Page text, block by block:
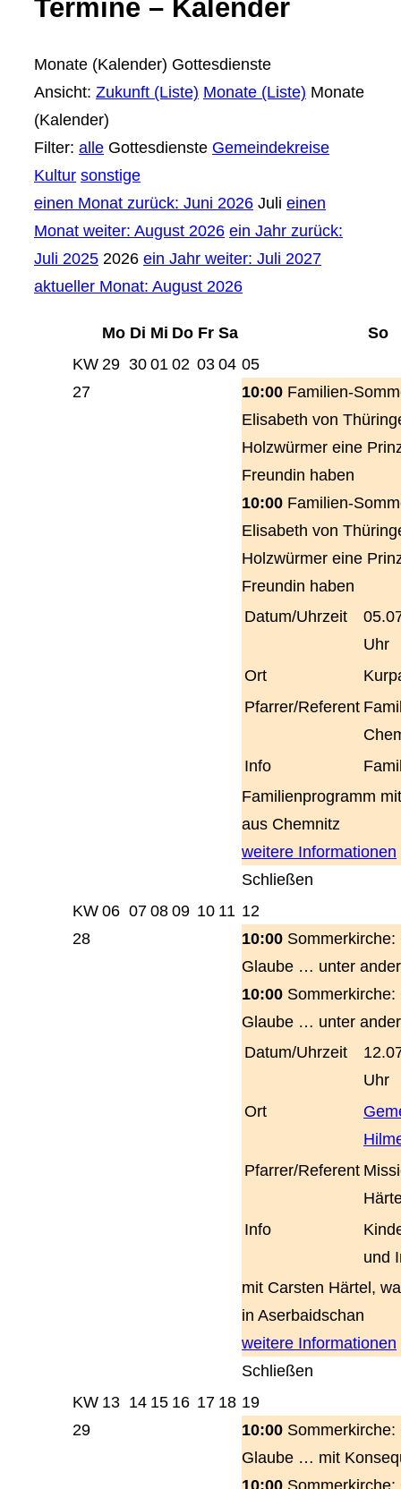
Termine – Kalender
Monate (Kalender) Gottesdienste
Ansicht: Zukunft (Liste) Monate (Liste) Monate
(Kalender)
Filter: alle Gottesdienste Gemeindekreise
Kultur sonstige
einen Monat zurück: Juni 2026 Juli einen
Monat weiter: August 2026 ein Jahr zurück:
Juli 2025 2026 ein Jahr weiter: Juli 2027
aktueller Monat: August 2026
Mo Di Mi Do Fr Sa
So
KW
27
29 300102 0304 05
10:00 Familien-
Elisabeth von
Holzwürmer eine
Freundin haben
10:00 Familien-
Elisabeth von
Holzwürmer eine
Freundin haben
Datum/Uhrzeit
Uhr
Ort
Pfarrer/Referent
Info
Familienprogramm
aus Chemnitz
weitere Informationen
Schließen
KW
28
06 070809 10 11 12
10:00 Sommerkirche:
Glaube … unter
10:00 Sommerkirche:
Glaube … unter
Datum/Uhrzeit
Uhr
Ort
Pfarrer/Referent
Info
und
mit Carsten Härtel,
in Aserbaidschan
weitere Informationen
Schließen
KW
29
13 14 15 16 17 18 19
10:00 Sommerkirche:
Glaube … mit
10:00 Sommerkirche: